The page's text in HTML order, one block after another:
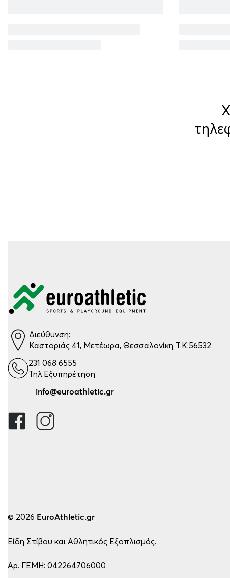
Διεύθυνση:
Καστοριάς 41, Μετέωρα, Θεσσαλονίκη Τ.Κ.56532
231 068 6555
Τηλ.Εξυπηρέτηση
info@euroathletic.gr
© 2026 EuroAthletic.gr
Είδη Στίβου και Αθλητικός Εξοπλισμός.
Αρ. ΓΕΜΗ: 042264706000